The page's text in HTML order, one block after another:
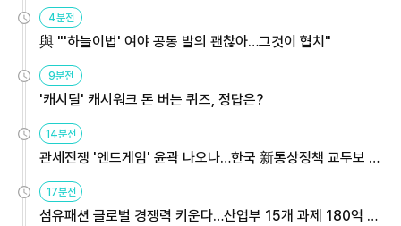
4분전
與 "'하늘이법' 여야 공동 발의 괜찮아…그것이 협치"
9분전
'캐시딜' 캐시워크 돈 버는 퀴즈, 정답은?
14분전
관세전쟁 '엔드게임' 윤곽 나오나…한국 新통상정책 교두보 활
용해야
17분전
섬유패션 글로벌 경쟁력 키운다…산업부 15개 과제 180억 지